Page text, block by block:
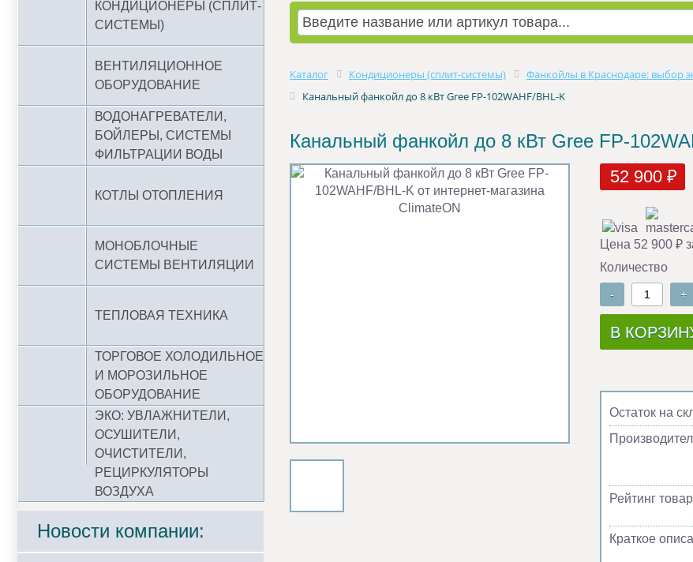
КОНДИЦИОНЕРЫ (СПЛИТ-
СИСТЕМЫ)
ВЕНТИЛЯЦИОННОЕ
ОБОРУДОВАНИЕ
ВОДОНАГРЕВАТЕЛИ,
БОЙЛЕРЫ, СИСТЕМЫ
ФИЛЬТРАЦИИ ВОДЫ
КОТЛЫ ОТОПЛЕНИЯ
МОНОБЛОЧНЫЕ
СИСТЕМЫ ВЕНТИЛЯЦИИ
ТЕПЛОВАЯ ТЕХНИКА
ТОРГОВОЕ ХОЛОДИЛЬНОЕ
И МОРОЗИЛЬНОЕ
ОБОРУДОВАНИЕ
ЭКО: УВЛАЖНИТЕЛИ,
ОСУШИТЕЛИ,
ОЧИСТИТЕЛИ,
РЕЦИРКУЛЯТОРЫ
ВОЗДУХА
Новости компании:
Каталог Кондиционеры (сплит-системы)
Фанкойлы в Краснодаре: выбор
Канальный фанкойл до 8 кВт Gree FP-102WAHF/BHL-K
Канальный фанкойл до 8 кВт Gree FP-
52 900 ₽
Цена 52 900 ₽
Количество
- +
В
Остаток на
Рейтинг
Краткое